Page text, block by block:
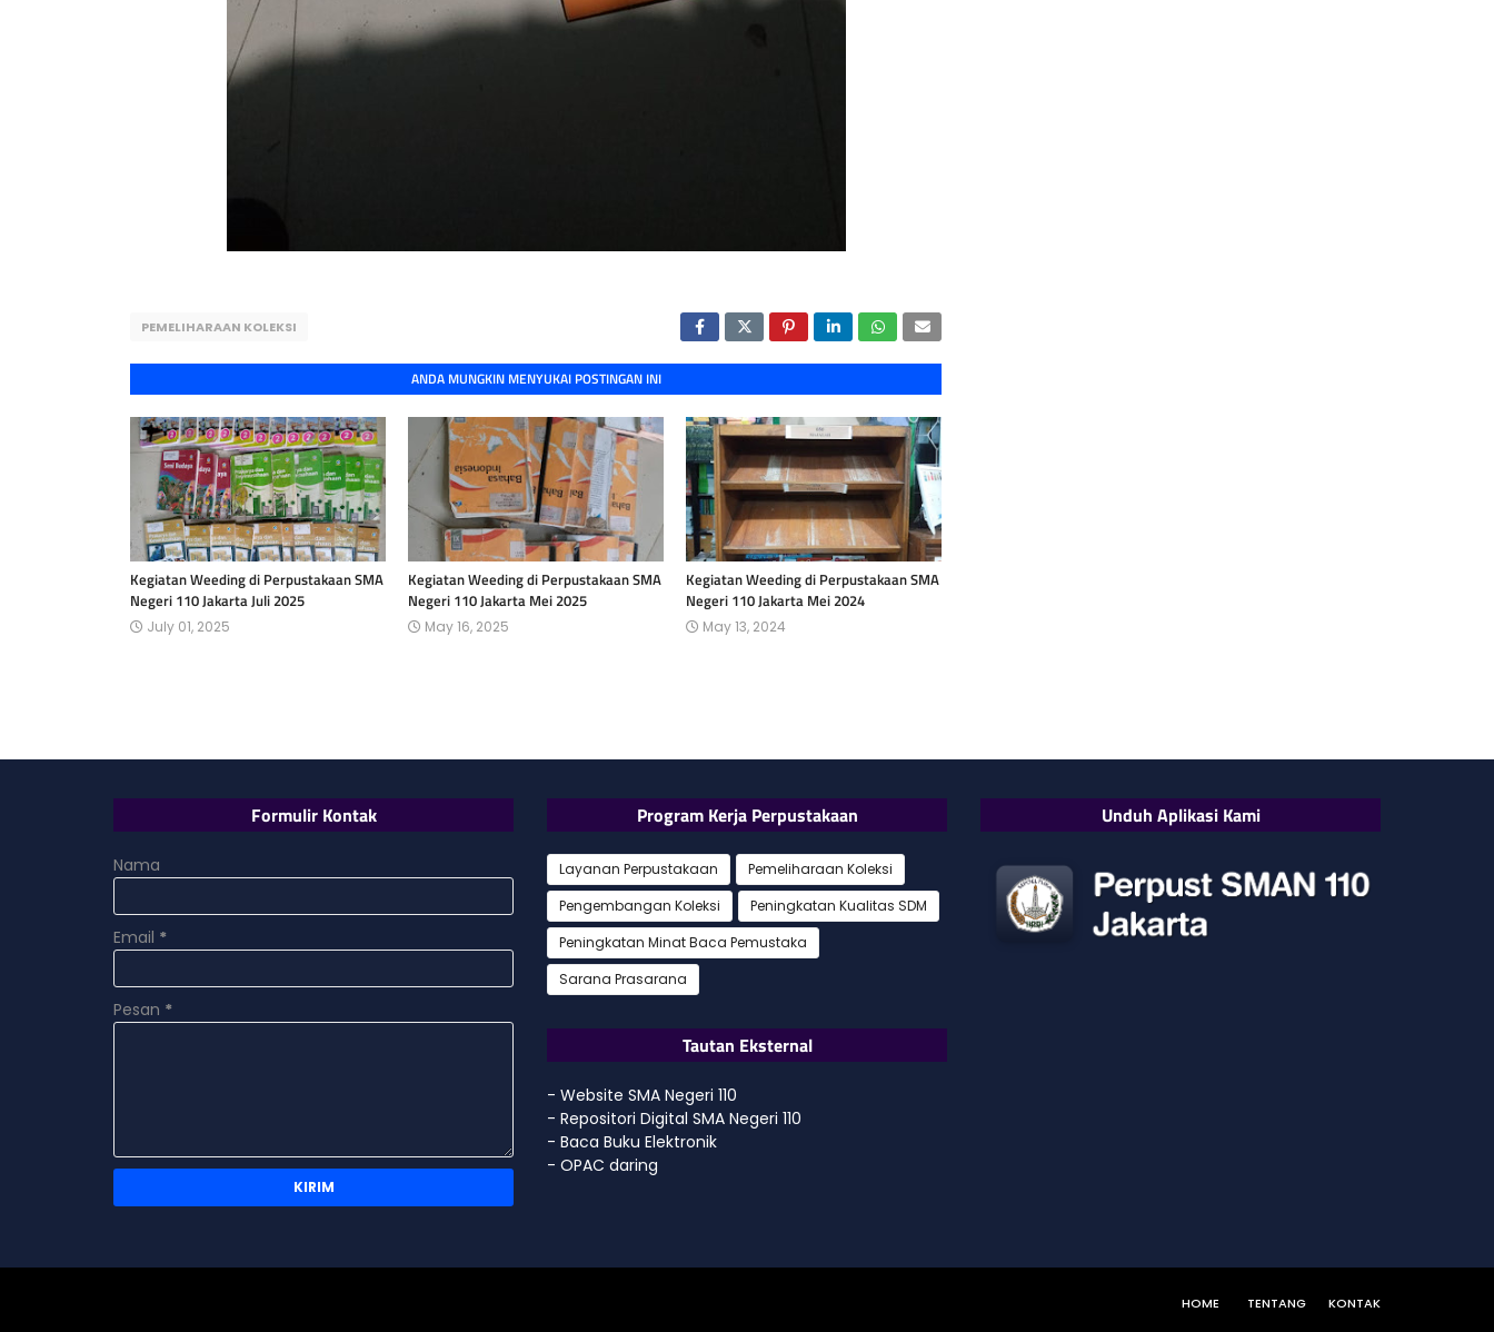
PEMELIHARAAN KOLEKSI
ANDA MUNGKIN MENYUKAI POSTINGAN INI
Kegiatan Weeding di Perpustakaan SMA
Negeri 110 Jakarta Juli 2025
July 01, 2025
Kegiatan Weeding di Perpustakaan SMA
Negeri 110 Jakarta Mei 2025
May 16, 2025
Kegiatan Weeding di Perpustakaan SMA
Negeri 110 Jakarta Mei 2024
May 13, 2024
Formulir Kontak
Nama
Email *
Pesan *
Program Kerja Perpustakaan
Layanan Perpustakaan
Pemeliharaan Koleksi
Pengembangan Koleksi
Peningkatan Kualitas SDM
Peningkatan Minat Baca Pemustaka
Sarana Prasarana
Tautan Eksternal
- Website SMA Negeri 110
- Repositori Digital SMA Negeri 110
- Baca Buku Elektronik
- OPAC daring
Unduh Aplikasi Kami
HOME TENTANG KONTAK